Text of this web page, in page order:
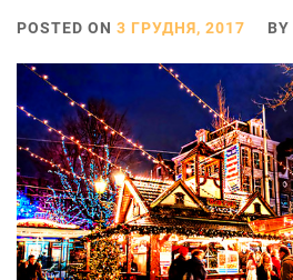
POSTED ON 3 ГРУДНЯ, 2017 BY